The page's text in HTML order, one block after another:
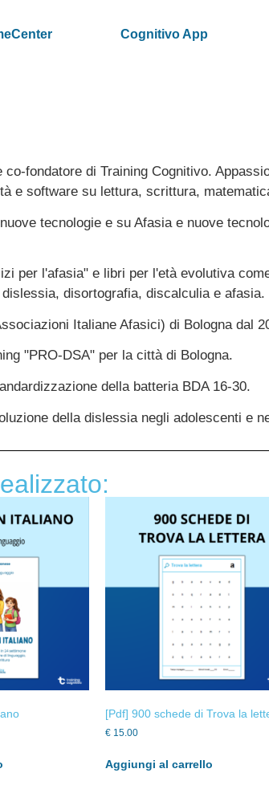
Cognitivo App
fondatore di Training Cognitivo.
e software su lettura, scrittura,
tecnologie e su Afasia e nuove
per l'afasia" e libri per l'età evolutiva
disortografia, discalculia e afasia.
Italiane Afasici) di Bologna dal
"PRO-DSA" per la città di Bologna.
della batteria BDA 16-30.
della dislessia negli adolescenti e
[Pdf] 900 schede di Trova la
€ 15.00
Aggiungi al carrello